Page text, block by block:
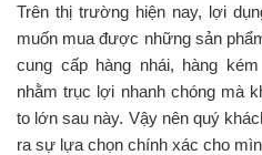
Trên thị trường hiện nay, lợi
muốn mua được những sản
cung cấp hàng nhái, hàng
nhằm trục lợi nhanh chóng mà
to lớn sau này. Vậy nên quý
ra sự lựa chọn chính xác cho